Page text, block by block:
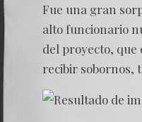
Fue una gran
alto funcionario
del proyecto, que
recibir sobornos,